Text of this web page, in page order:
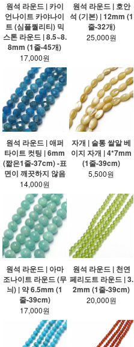
원석 라운드 | 카이
언나이트 카야나이
트 (심플퀄리티) 믹
스톤 라운드 | 8.5~8.
8mm (1줄-45개)
17,000원
원석 라운드 | 호안
석 (기본) | 12mm (1
줄-32개)
25,000원
원석 라운드 | 애퍼
타이트 컷팅 | 6mm
(짧은1줄-37cm) -표
면이 깨끗하지 않음
14,000원
자개 | 술통 쌀알 베
이지 자개 | 4*7mm
(1줄-39cm)
5,500원
원석 라운드 | 아마
조나이트 라운드 (무
늬) | 약 6.5mm (1
줄-39cm)
17,000원
원석 라운드 | 천연
페리도트 라운드 | 3.
2mm (1줄-39cm)
20,000원